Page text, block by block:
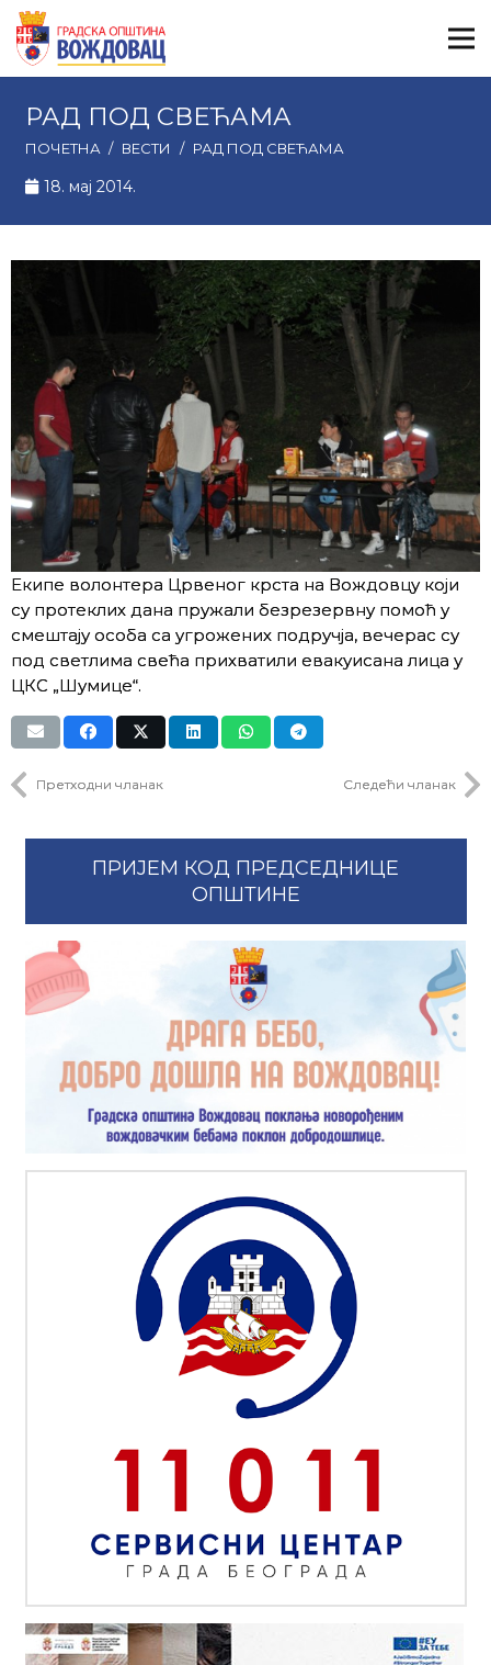
РАД ПОД СВЕЋАМА
ПОЧЕТНА / ВЕСТИ / РАД ПОД СВЕЋАМА
18. мај 2014.
Екипе волонтера Црвеног крста на Вождовцу који
су протеклих дана пружали безрезервну помоћ у
смештају особа са угрожених подручја, вечерас су
под светлима свећа прихватили евакуисана лица у
ЦКС „Шумице“.
Претходни чланак Следећи чланак
ПРИЈЕМ КОД ПРЕДСЕДНИЦЕ
ОПШТИНЕ